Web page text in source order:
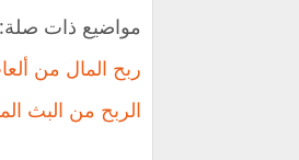
مواضيع ذات صلة:
ربح المال من
الربح من البث